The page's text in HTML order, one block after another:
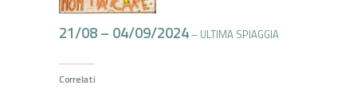
21/08 – 04/09/2024 – ULTIMA SPIAGGIA
Correlati